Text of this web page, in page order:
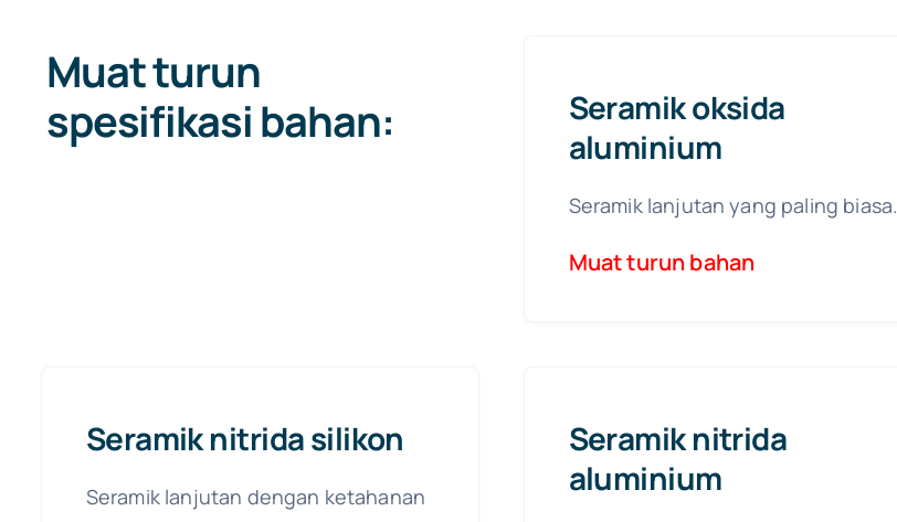
Muat turun
spesifikasi bahan:
Seramik oksida
aluminium
Seramik lanjutan yang paling biasa.
Muat turun bahan
Seramik nitrida silikon
Seramik lanjutan dengan ketahanan
Seramik nitrida
aluminium